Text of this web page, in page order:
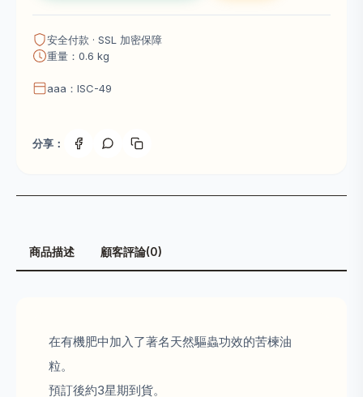
安全付款 · SSL 加密保障
重量：0.6 kg
aaa：ISC-49
分享：
商品描述 顧客評論(0)
在有機肥中加入了著名天然驅蟲功效的苦楝油
粒。
預訂後約3星期到貨。